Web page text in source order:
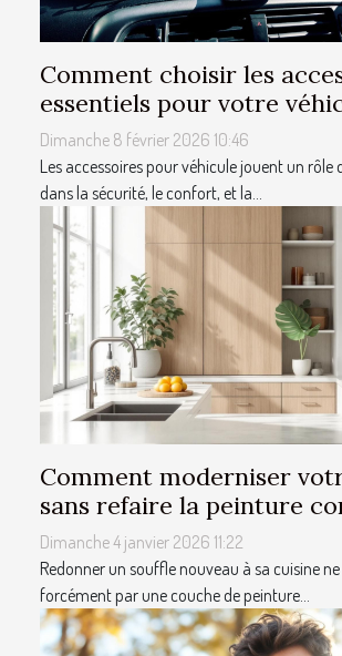
Comment choisir les
essentiels pour votre
Dimanche 8 février 2026 10:46
Les accessoires pour véhicule jouent un
dans la sécurité, le confort, et la...
Comment moderniser
sans refaire la peinture
Dimanche 4 janvier 2026 11:22
Redonner un souffle nouveau à sa cuisine
forcément par une couche de peinture...